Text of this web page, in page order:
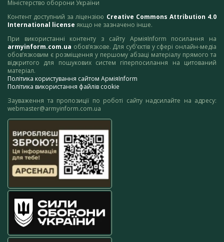
Міністерство оборони України
Контент доступний за ліцензією Creative Commons Attribution 4.0
International license якщо не зазначено інше.
При використанні контенту з сайту АрміяInform посилання на
armyinform.com.ua обов’язкове. Для суб’єктів у сфері онлайн-медіа
обов’язковим є розміщення у першому абзаці матеріалу прямого та
відкритого для пошукових систем гіперпосилання на цитований
матеріал.
Політика користування сайтом АрміяInform
Політика використання файлів cookie
Зауваження та пропозиції по роботі сайту надсилайте на адресу:
webmaster@armyinform.com.ua